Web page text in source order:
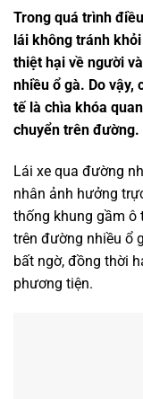
Trong quá trình
lái không tránh
thiệt hại về người
nhiều ổ gà. Do vậy,
tế là chìa khóa
chuyển trên đường.
Lái xe qua đường
nhân ảnh hưởng
thống khung gầm ô
trên đường nhiều ổ
bất ngờ, đồng thời
phương tiện.